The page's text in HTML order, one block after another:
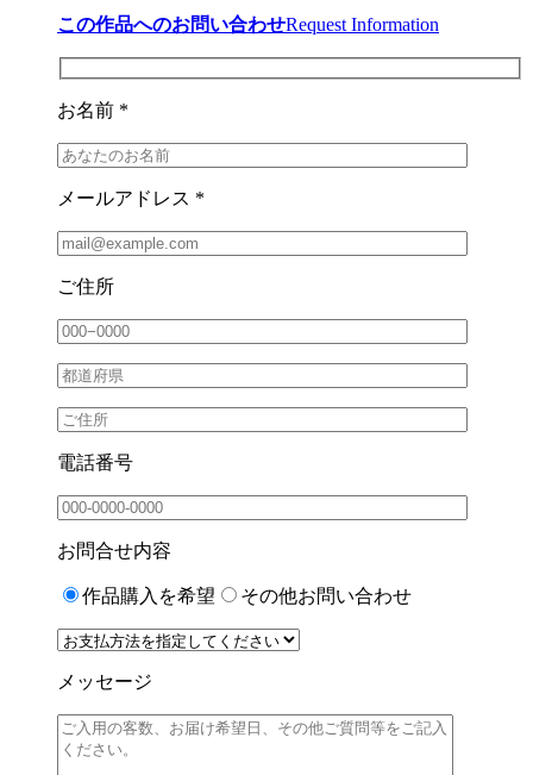
この作品へのお問い合わせRequest Information
お名前 *
メールアドレス *
ご住所
電話番号
お問合せ内容
作品購入を希望 その他お問い合わせ
メッセージ